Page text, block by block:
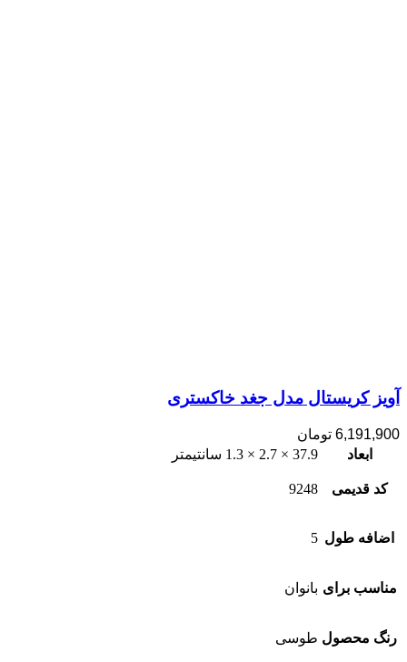
آویز کریستال مدل جغد خاکستری
6,191,900 تومان
ابعاد
37.9 × 2.7 × 1.3 سانتیمتر
کد قدیمی 9248
اضافه طول 5
مناسب برای بانوان
رنگ محصول طوسی